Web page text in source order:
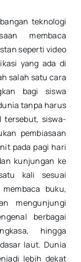
teknologi
membaca
seperti video
yang ada di
salah satu cara
bagi siswa
tanpa harus
tersebut, siswa-
pembiasaan
pada pagi hari
kunjungan ke
kali sesuai
buku,
mengunjungi
berbagai
hingga
laut. Dunia
lebih dekat